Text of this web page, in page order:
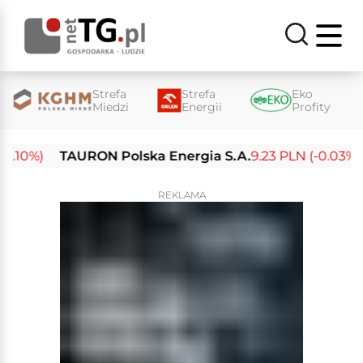
Strefa
Miedzi
Strefa
Energii
Eko
Profity
TAURON Polska Energia S.A.9.23 PLN (-0.03%)
REKLAMA